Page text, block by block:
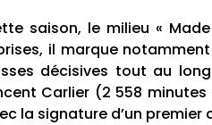
saison, le milieu «
il marque
décisives tout au
Carlier (2 558
la signature d’un premier